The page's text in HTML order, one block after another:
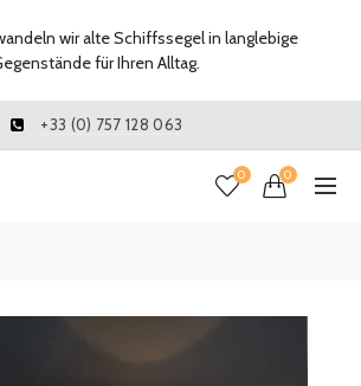
+33 (0) 757 128 063
0 0
wir alte Schiffssegel in langlebige
für Ihren Alltag.